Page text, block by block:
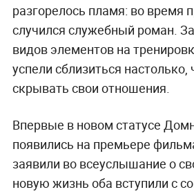
разгорелось пламя: во время
случился служебный роман.
видов элементов на
успели сблизиться
скрывать свои отношения.
Впервые в новом статусе
появились на премьере
заявили во всеуслышание о
новую жизнь оба вступили с